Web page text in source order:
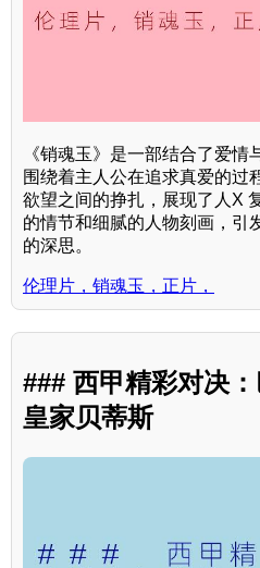
《销魂玉》是一部结合了爱
围绕着主人公在追求真爱的过
欲望之间的挣扎，展现了人X
的情节和细腻的人物刻画，引
的深思。
伦理片，销魂玉，正片，
### 西甲精彩对决
皇家贝蒂斯